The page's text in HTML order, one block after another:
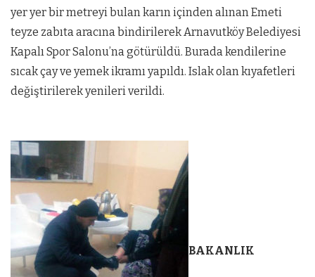
yer yer bir metreyi bulan karın içinden alınan Emeti
teyze zabıta aracına bindirilerek Arnavutköy Belediyesi
Kapalı Spor Salonu’na götürüldü. Burada kendilerine
sıcak çay ve yemek ikramı yapıldı. Islak olan kıyafetleri
değiştirilerek yenileri verildi.
BAKANLIK